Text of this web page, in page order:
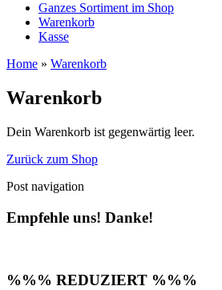
Ganzes Sortiment im Shop
Warenkorb
Kasse
Home » Warenkorb
Warenkorb
Dein Warenkorb ist gegenwärtig leer.
Zurück zum Shop
Post navigation
Empfehle uns! Danke!
%%% REDUZIERT %%%